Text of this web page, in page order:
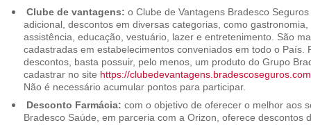
Clube de vantagens: o Clube de Vantagens Bradesco
adicional, descontos em diversas categorias, como
assistência, educação, vestuário, lazer e entretenimento. São
cadastradas em estabelecimentos conveniados em todo o País.
descontos, basta possuir, pelo menos, um produto do Grupo
cadastrar no site https://
Não é necessário acumular pontos para participar.
Desconto Farmácia: com o objetivo de oferecer o melhor aos
Bradesco Saúde, em parceria com a Orizon, oferece descontos